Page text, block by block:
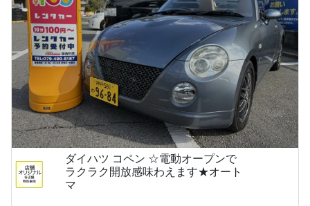
ダイハツ コペン ☆電動オープンで
ラクラク開放感味わえます★オート
マ